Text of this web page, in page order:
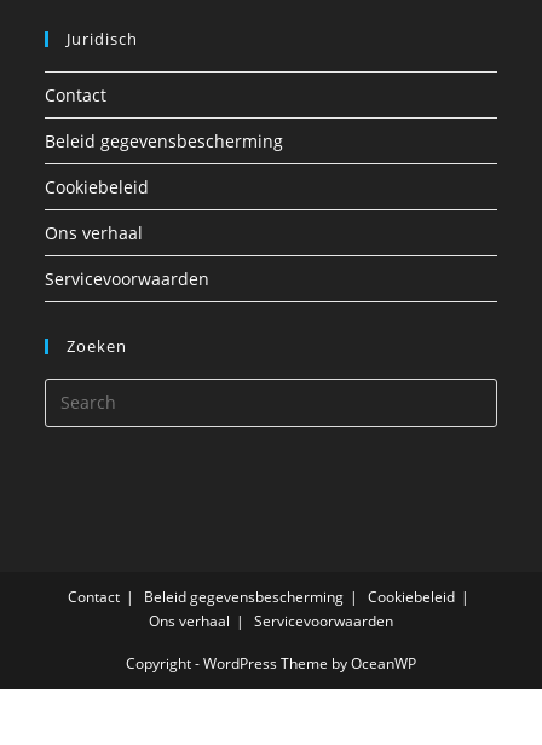
Juridisch
Contact
Beleid gegevensbescherming
Cookiebeleid
Ons verhaal
Servicevoorwaarden
Zoeken
Contact Beleid gegevensbescherming
Cookiebeleid
Ons verhaal
Servicevoorwaarden
Copyright - WordPress Theme by OceanWP